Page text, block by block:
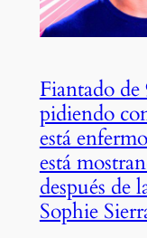
Fiantado
pidiendo
está
está
después de
Sophie